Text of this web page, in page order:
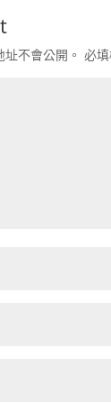
不會公開。 必